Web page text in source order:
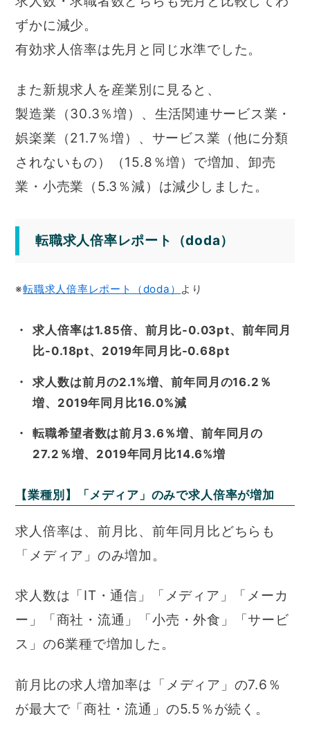
ずかに減少。
有効求人倍率は先月と同じ水準でした。
また新規求人を産業別に見ると、
製造業（30.3％増）、生活関連サービス業・
娯楽業（21.7％増）、サービス業（他に分類
されないもの）（15.8％増）で増加、卸売
業・小売業（5.3％減）は減少しました。
転職求人倍率レポート（doda）
※転職求人倍率レポート（doda） より
求人倍率は1.85倍、前月比-0.03pt、前年同月
比-0.18pt、2019年同月比-0.68pt
求人数は前月の2.1%増、前年同月の16.2％
増、2019年同月比16.0%減
転職希望者数は前月3.6％増、前年同月の
27.2％増、2019年同月比14.6%増
【業種別】「メディア」のみで求人倍率が増加
求人倍率は、前月比、前年同月比どちらも
「メディア」のみ増加。
求人数は「IT・通信」「メディア」「メーカ
ー」「商社・流通」「小売・外食」「サービ
ス」の6業種で増加した。
前月比の求人増加率は「メディア」の7.6％
が最大で「商社・流通」の5.5％が続く。